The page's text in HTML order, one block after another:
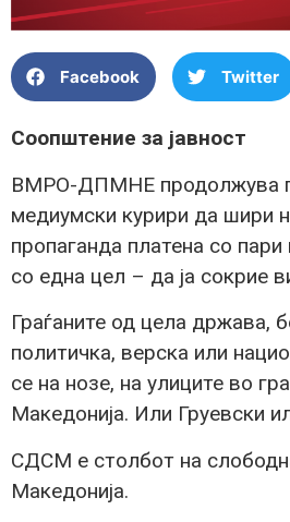
Facebook Twitter
Соопштение за јавност
ВМРО-ДПМНЕ продолжува
медиумски курири да шири
пропаганда платена со пари
со една цел – да ја сокрие
Граѓаните од цела држава,
политичка, верска или
се на нозе, на улиците во
Македонија. Или Груевски
СДСМ е столбот на
Македонија.